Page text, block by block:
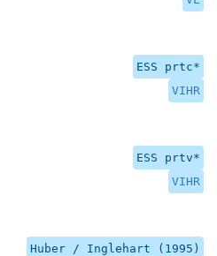
ESS prtc*
VIHR
ESS prtv*
VIHR
Huber / Inglehart (1995)